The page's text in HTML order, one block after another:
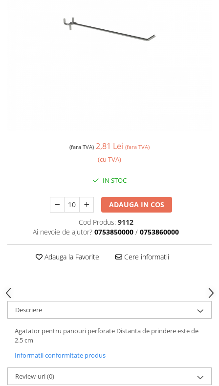
(fara TVA) 2,81 Lei (fara TVA)
(cu TVA)
IN STOC
ADAUGA IN COS
Cod Produs: 9112
Ai nevoie de ajutor? 0753850000 / 0753860000
Adauga la Favorite Cere informatii
Descriere
Agatator pentru panouri perforate Distanta de prindere este de
2.5 cm
Informatii conformitate produs
Review-uri(0)